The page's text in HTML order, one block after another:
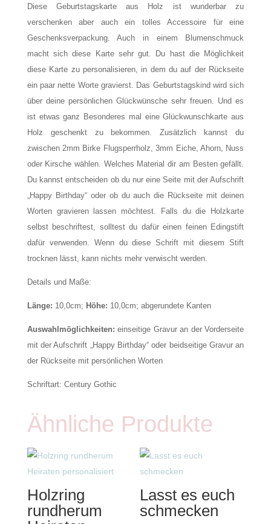
Diese Geburtstagskarte aus Holz ist wunderbar zu
verschenken aber auch ein tolles Accessoire für eine
Geschenksverpackung. Auch in einem Blumenschmuck
macht sich diese Karte sehr gut. Du hast die Möglichkeit
diese Karte zu personalisieren, in dem du auf der Rückseite
ein paar nette Worte gravierst. Das Geburtstagskind wird sich
über deine persönlichen Glückwünsche sehr freuen. Und es
ist etwas ganz Besonderes mal eine Glückwunschkarte aus
Holz geschenkt zu bekommen. Zusätzlich kannst du
zwischen 2mm Birke Flugsperrholz, 3mm Eiche, Ahorn, Nuss
oder Kirsche wählen. Welches Material dir am Besten gefällt.
Du kannst entscheiden ob du nur eine Seite mit der Aufschrift
„Happy Birthday“ oder ob du auch die Rückseite mit deinen
Worten gravieren lassen möchtest. Falls du die Holzkarte
selbst beschriftest, solltest du dafür einen feinen Edingstift
dafür verwenden. Wenn du diese Schrift mit diesem Stift
trocknen lässt, kann nichts mehr verwischt werden.
Details und Maße:
Länge: 10,0cm; Höhe: 10,0cm; abgerundete Kanten
Auswahlmöglichkeiten: einseitige Gravur an der Vorderseite
mit der Aufschrift „Happy Birthday“ oder beidseitige Gravur an
der Rückseite mit persönlichen Worten
Schriftart: Century Gothic
Ähnliche Produkte
Holzring
rundherum
Lasst es euch
schmecken